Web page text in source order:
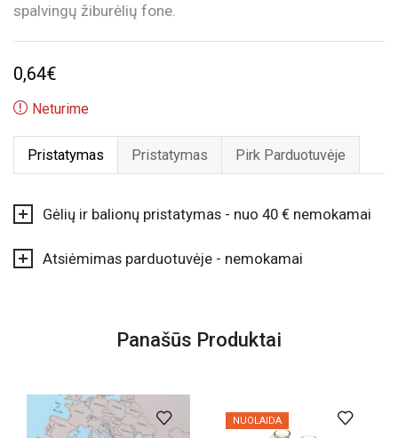
spalvingų žiburėlių fone.
0,64€
Neturime
Pristatymas Pristatymas Pirk Parduotuvėje
Gėlių ir balionų pristatymas - nuo 40 € nemokamai
Atsiėmimas parduotuvėje - nemokamai
Panašūs Produktai
NUOLAIDA